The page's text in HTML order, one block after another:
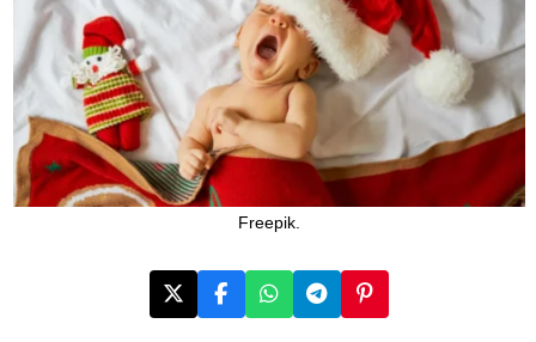
Freepik.